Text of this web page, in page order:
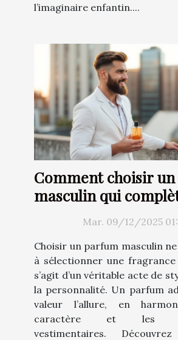
l’imaginaire enfantin....
Comment choisir
masculin qui
Mar. 09/12/2025
Choisir un parfum masculin
à sélectionner une
s’agit d’un véritable acte de
la personnalité. Un parfum
valeur l’allure, en
caractère et les
vestimentaires.